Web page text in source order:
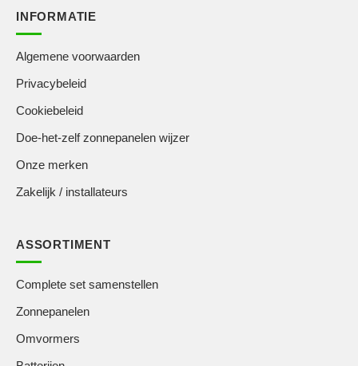
INFORMATIE
Algemene voorwaarden
Privacybeleid
Cookiebeleid
Doe-het-zelf zonnepanelen wijzer
Onze merken
Zakelijk / installateurs
ASSORTIMENT
Complete set samenstellen
Zonnepanelen
Omvormers